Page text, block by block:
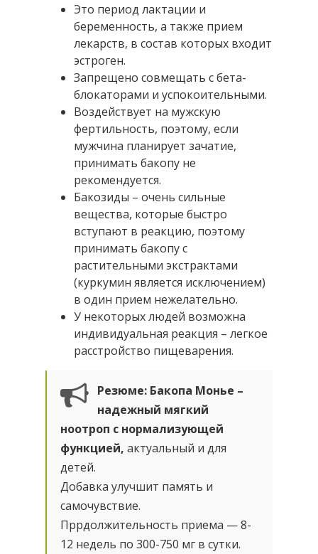
Это период лактации и
беременность, а также прием
лекарств, в состав которых входит
эстроген.
Запрещено совмещать с бета-
блокаторами и успокоительными.
Воздействует на мужскую
фертильность, поэтому, если
мужчина планирует зачатие,
принимать бакопу не
рекомендуется.
Бакозиды – очень сильные
вещества, которые быстро
вступают в реакцию, поэтому
принимать бакопу с
растительными экстрактами
(куркумин является исключением)
в один прием нежелательно.
У некоторых людей возможна
индивидуальная реакция – легкое
расстройство пищеварения.
Резюме: Бакопа Монье –
надежный мягкий
ноотроп с нормализующей
функцией, актуальный и для
детей.
Добавка улучшит память и
самочувствие.
Пррдолжительность приема — 8-
12 недель по 300-750 мг в сутки.